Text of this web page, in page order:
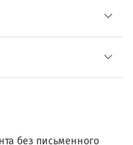
без письменного